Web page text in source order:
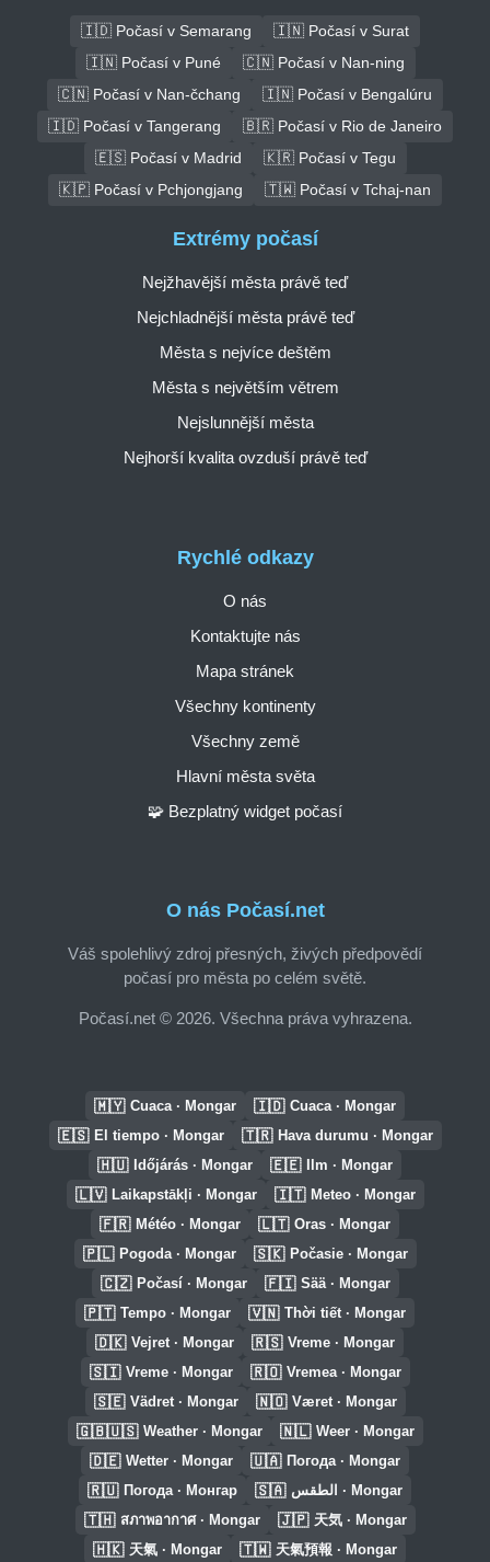
🇮🇩 Počasí v Semarang
🇮🇳 Počasí v Surat
🇮🇳 Počasí v Puné
🇨🇳 Počasí v Nan-ning
🇨🇳 Počasí v Nan-čchang
🇮🇳 Počasí v Bengalúru
🇮🇩 Počasí v Tangerang
🇧🇷 Počasí v Rio de Janeiro
🇪🇸 Počasí v Madrid
🇰🇷 Počasí v Tegu
🇰🇵 Počasí v Pchjongjang
🇹🇼 Počasí v Tchaj-nan
O nás Počasí.net
Váš spolehlivý zdroj přesných, živých předpovědí
počasí pro města po celém světě.
Počasí.net © 2026. Všechna práva vyhrazena.
Rychlé odkazy
O nás
Kontaktujte nás
Mapa stránek
Všechny kontinenty
Všechny země
Hlavní města světa
🧩 Bezplatný widget počasí
Extrémy počasí
Nejžhavější města právě teď
Nejchladnější města právě teď
Města s nejvíce deštěm
Města s největším větrem
Nejslunnější města
Nejhorší kvalita ovzduší právě teď
🇲🇾 Cuaca · Mongar 🇮🇩 Cuaca · Mongar
🇪🇸 El tiempo · Mongar 🇹🇷 Hava durumu · Mongar
🇭🇺 Időjárás · Mongar 🇪🇪 Ilm · Mongar
🇱🇻 Laikapstākļi · Mongar 🇮🇹 Meteo · Mongar
🇫🇷 Météo · Mongar 🇱🇹 Oras · Mongar
🇵🇱 Pogoda · Mongar 🇸🇰 Počasie · Mongar
🇨🇿 Počasí · Mongar 🇫🇮 Sää · Mongar
🇵🇹 Tempo · Mongar 🇻🇳 Thời tiết · Mongar
🇩🇰 Vejret · Mongar 🇷🇸 Vreme · Mongar
🇸🇮 Vreme · Mongar 🇷🇴 Vremea · Mongar
🇸🇪 Vädret · Mongar 🇳🇴 Været · Mongar
🇬🇧🇺🇸 Weather · Mongar 🇳🇱 Weer · Mongar
🇩🇪 Wetter · Mongar 🇺🇦 Погода · Mongar
🇷🇺 Погода · Монгар 🇸🇦 الطقس · Mongar
🇹🇭 สภาพอากาศ · Mongar 🇯🇵 天気 · Mongar
🇭🇰 天氣 · Mongar 🇹🇼 天氣預報 · Mongar